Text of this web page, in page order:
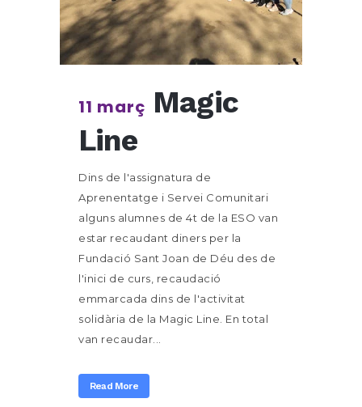
11 març Magic
Line
Dins de l'assignatura de
Aprenentatge i Servei Comunitari
alguns alumnes de 4t de la ESO van
estar recaudant diners per la
Fundació Sant Joan de Déu des de
l'inici de curs, recaudació
emmarcada dins de l'activitat
solidària de la Magic Line. En total
van recaudar...
Read More